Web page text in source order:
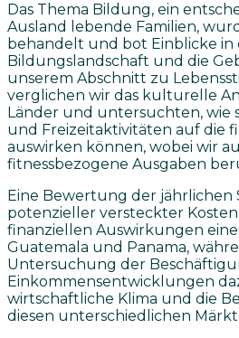
Das Thema Bildung, ein
Ausland lebende Familien,
behandelt und bot Einblicke in
Bildungslandschaft und die
unserem Abschnitt zu
verglichen wir das kulturelle
Länder und untersuchten, wie
und Freizeitaktivitäten auf die
auswirken können, wobei wir
fitnessbezogene Ausgaben
Eine Bewertung der jährlichen
potenzieller versteckter
finanziellen Auswirkungen
Guatemala und Panama,
Untersuchung der
Einkommensentwicklungen
wirtschaftliche Klima und die
diesen unterschiedlichen